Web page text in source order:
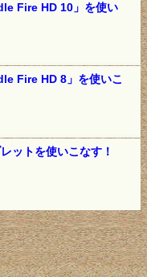
Fire HD 10」を使い
Fire HD 8」を使いこ
ットを使いこなす！